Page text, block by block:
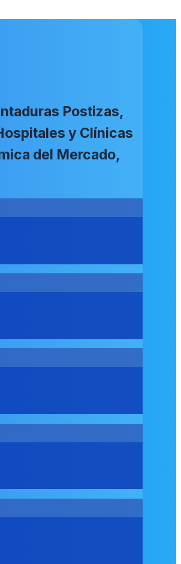
Postizas,
y Clínicas
del Mercado,